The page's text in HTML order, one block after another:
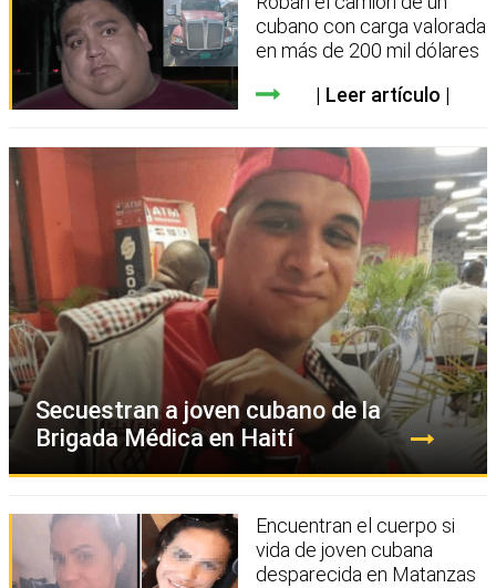
cubano con carga valorada
en más de 200 mil dólares
Leer artículo
Secuestran a joven cubano de la
Brigada Médica en Haití
Encuentran el cuerpo si
vida de joven cubana
desparecida en Matanzas